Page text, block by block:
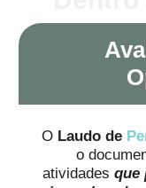
O Laudo de
o
atividades que